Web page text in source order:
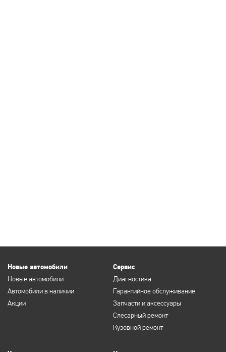
Новые автомобили
Новые автомобили
Автомобили в наличии
Акции
Сервис
Диагностика
Гарантийное обслуживание
Запчасти и аксессуары
Слесарный ремонт
Кузовной ремонт